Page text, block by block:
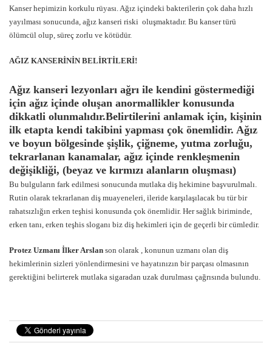
Kanser hepimizin korkulu rüyası. Ağız içindeki bakterilerin çok daha hızlı
yayılması sonucunda, ağız kanseri riski oluşmaktadır. Bu kanser türü
ölümcül olup, süreç zorlu ve kötüdür.
AĞIZ KANSERİNİN BELİRTİLERİ!
Ağız kanseri lezyonları ağrı ile kendini göstermediği
için ağız içinde oluşan anormallikler konusunda
dikkatli olunmalıdır.Belirtilerini anlamak için, kişinin
ilk etapta kendi takibini yapması çok önemlidir. Ağız
ve boyun bölgesinde şişlik, çiğneme, yutma zorluğu,
tekrarlanan kanamalar, ağız içinde renkleşmenin
değişikliği, (beyaz ve kırmızı alanların oluşması)
Bu bulguların fark edilmesi sonucunda mutlaka diş hekimine başvurulmalı.
Rutin olarak tekrarlanan diş muayeneleri, ileride karşılaşılacak bu tür bir
rahatsızlığın erken teşhisi konusunda çok önemlidir. Her sağlık biriminde,
erken tanı, erken teşhis sloganı biz diş hekimleri için de geçerli bir cümledir.
Protez Uzmanı İlker Arslan son olarak , konunun uzmanı olan diş
hekimlerinin sizleri yönlendirmesini ve hayatınızın bir parçası olmasının
gerektiğini belirterek mutlaka sigaradan uzak durulması çağrısında bulundu.